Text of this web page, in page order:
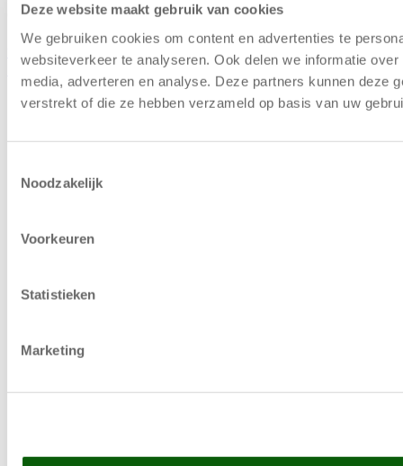
Deze website maakt gebruik van cookies
We gebruiken cookies om content en advertenties te
websiteverkeer te analyseren. Ook delen we informatie
media, adverteren en analyse. Deze partners kunnen deze
verstrekt of die ze hebben verzameld op basis van uw
Noodzakelijk
Voorkeuren
Statistieken
Marketing
Copyright © 2025 | Relevator Sverige AB | Alle
rettigheder forbeholdes |Privatlivspolitik|Almindelige
vilkår |Karriere | Vurdering af lagerautomation
Fortrinsret på maskiner